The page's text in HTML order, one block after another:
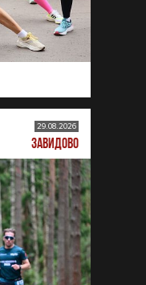
29.08.2026
ЗАВИДОВО